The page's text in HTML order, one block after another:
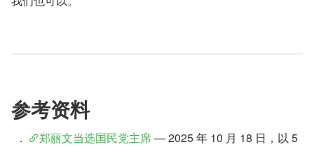
参考资料
郑丽文当选国民党主席 — 2025 年 10 月 18 日，以 5